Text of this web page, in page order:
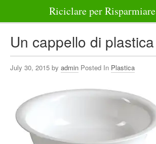
Riciclare per Risparmiare
Bellezza Benessere e Salute
Abbigliamento e Accessori
Varie
Un cappello di plastica
July 30, 2015 by admin Posted In Plastica